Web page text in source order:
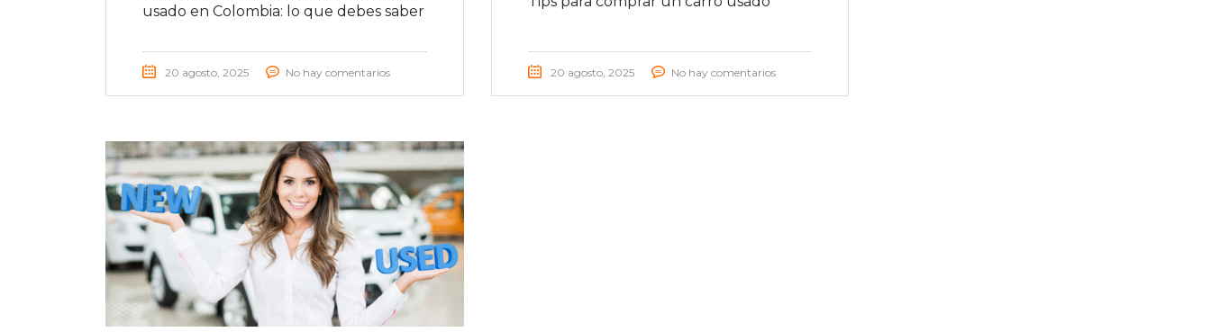
usado en Colombia: lo que debes saber
20 agosto, 2025 No hay comentarios 20 agosto, 2025 No hay comentarios